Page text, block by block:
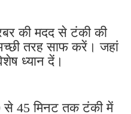
की मदद से टंकी की
तरह साफ करें। जहां
ध्यान दें।
से 45 मिनट तक टंकी में